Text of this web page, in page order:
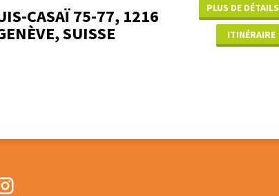
CASAÏ 75-77, 1216
SUISSE
PLUS DE DÉTAILS
ITINÉRAIRE